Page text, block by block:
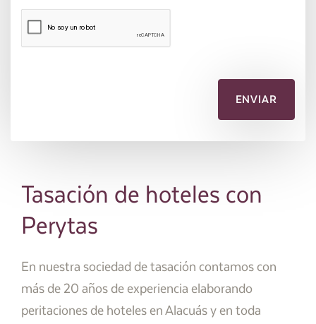
Tasación de hoteles con
Perytas
En nuestra sociedad de tasación contamos con
más de 20 años de experiencia elaborando
peritaciones de hoteles en Alacuás y en toda